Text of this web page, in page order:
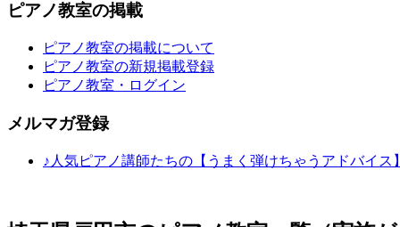
ピアノ教室の掲載
ピアノ教室の掲載について
ピアノ教室の新規掲載登録
ピアノ教室・ログイン
メルマガ登録
♪人気ピアノ講師たちの【うまく弾けちゃうアドバイス